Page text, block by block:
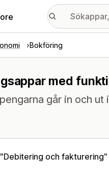
Bokföring
med
går in och
Debitering och fakturering